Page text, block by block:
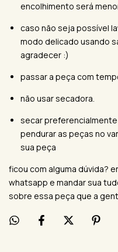
encolhimento será
caso não seja possível
modo delicado usando
agradecer :)
passar a peça com
não usar secadora.
secar preferencialmente
pendurar as peças no
sua peça
ficou com alguma dúvida?
whatsapp e mandar sua
sobre essa peça que a